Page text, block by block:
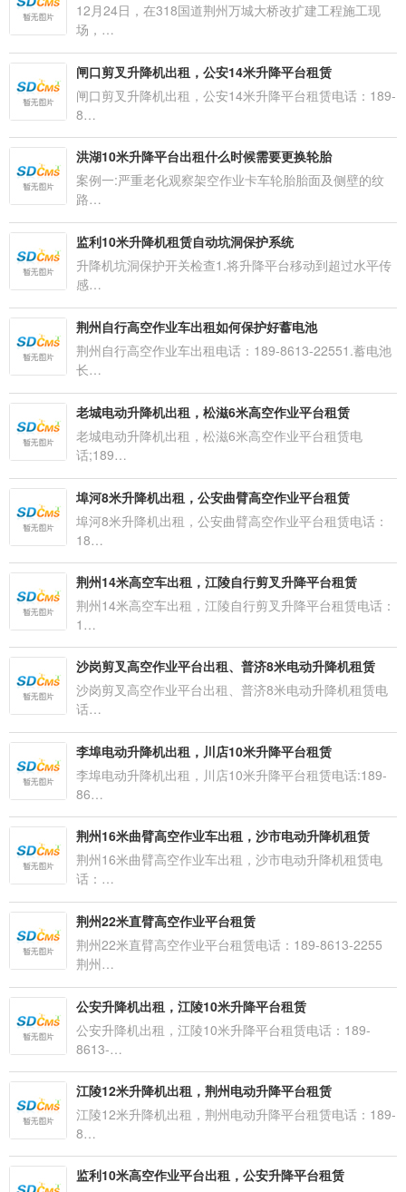
12月24日，在318国道荆州万城大桥改扩建工程施工现
场，…
闸口剪叉升降机出租，公安14米升降平台租赁
闸口剪叉升降机出租，公安14米升降平台租赁电话：189-
8…
洪湖10米升降平台出租什么时候需要更换轮胎
案例一:严重老化观察架空作业卡车轮胎胎面及侧壁的纹
路…
监利10米升降机租赁自动坑洞保护系统
升降机坑洞保护开关检查1.将升降平台移动到超过水平传
感…
​荆州自行高空作业车出租如何保护好蓄电池
荆州自行高空作业车出租电话：189-8613-22551.蓄电池
长…
老城电动升降机出租，松滋6米高空作业平台租赁
老城电动升降机出租，松滋6米高空作业平台租赁电
话;189…
埠河8米升降机出租，公安曲臂高空作业平台租赁
埠河8米升降机出租，公安曲臂高空作业平台租赁电话：
18…
荆州14米高空车出租，江陵自行剪叉升降平台租赁
荆州14米高空车出租，江陵自行剪叉升降平台租赁电话：
1…
沙岗剪叉高空作业平台出租、普济8米电动升降机租赁
沙岗剪叉高空作业平台出租、普济8米电动升降机租赁电
话…
李埠电动升降机出租，川店10米升降平台租赁
李埠电动升降机出租，川店10米升降平台租赁电话:189-
86…
荆州16米曲臂高空作业车出租，沙市电动升降机租赁
荆州16米曲臂高空作业车出租，沙市电动升降机租赁电
话：…
荆州22米直臂高空作业平台租赁
荆州22米直臂高空作业平台租赁电话：189-8613-2255
荆州…
公安升降机出租，江陵10米升降平台租赁
公安升降机出租，江陵10米升降平台租赁电话：189-
8613-…
江陵12米升降机出租，荆州电动升降平台租赁
江陵12米升降机出租，荆州电动升降平台租赁电话：189-
8…
监利10米高空作业平台出租，公安升降平台租赁